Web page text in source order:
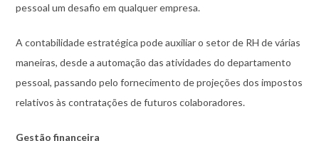
pessoal um desafio em qualquer empresa.
A contabilidade estratégica pode auxiliar o setor de RH de várias
maneiras, desde a automação das atividades do departamento
pessoal, passando pelo fornecimento de projeções dos impostos
relativos às contratações de futuros colaboradores.
Gestão financeira